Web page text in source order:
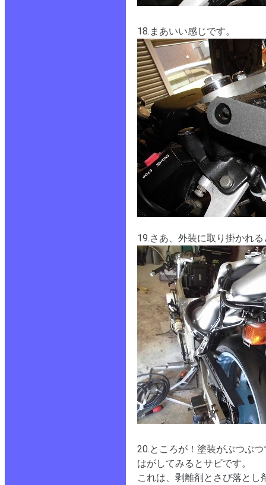
18.まあいい感じです。
19.さあ、外装に取り掛かれ
20.ところが！塗装がぶつぶ
はがしてみるとサビです。
これは、剥離剤とさび落と